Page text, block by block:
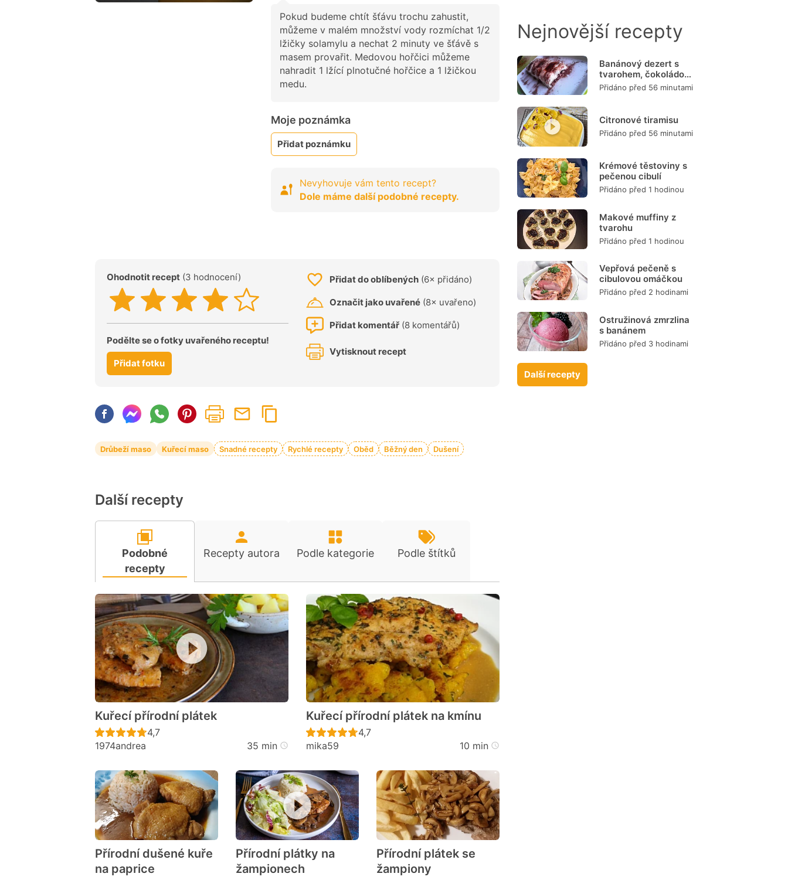
Pokud budeme chtít šťávu trochu zahustit,
můžeme v malém množství vody rozmíchat 1/2
lžičky solamylu a nechat 2 minuty ve šťávě s
masem provařit. Medovou hořčici můžeme
nahradit 1 lžící plnotučné hořčice a 1 lžičkou
medu.
Moje poznámka
Přidat poznámku
Nevyhovuje vám tento recept?
Dole máme další podobné recepty.
Ohodnotit recept (3 hodnocení)
Podělte se o fotky uvařeného receptu!
Přidat fotku
Přidat do oblíbených (6× přidáno)
Označit jako uvařené (8× uvařeno)
Přidat komentář (8 komentářů)
Vytisknout recept
Drůbeží maso Kuřecí maso Snadné recepty Rychlé recepty Oběd Běžný den Dušení
Další recepty
Podobné
recepty
Recepty autora Podle kategorie Podle štítků
Kuřecí přírodní plátek
Recept ještě nebyl hodnocen
4,7
1974andrea
35 min
Kuřecí přírodní plátek na kmínu
Recept ještě nebyl hodnocen
4,7
mika59
10 min
Přírodní dušené kuře
na paprice
Přírodní plátky na
žampionech
Přírodní plátek se
žampiony
Nejnovější recepty
Banánový dezert s
tvarohem, čokoládou
a burizony
Přidáno před 56 minutami
Citronové tiramisu
Přidáno před 56 minutami
Krémové těstoviny s
pečenou cibulí
Přidáno před 1 hodinou
Makové muffiny z
tvarohu
Přidáno před 1 hodinou
Vepřová pečeně s
cibulovou omáčkou
Přidáno před 2 hodinami
Ostružinová zmrzlina
s banánem
Přidáno před 3 hodinami
Další recepty